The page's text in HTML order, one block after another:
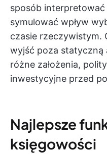
sposób interpretować
symulować wpływ
czasie rzeczywistym.
wyjść poza statyczną
różne założenia,
inwestycyjne przed
Najlepsze
księgowości